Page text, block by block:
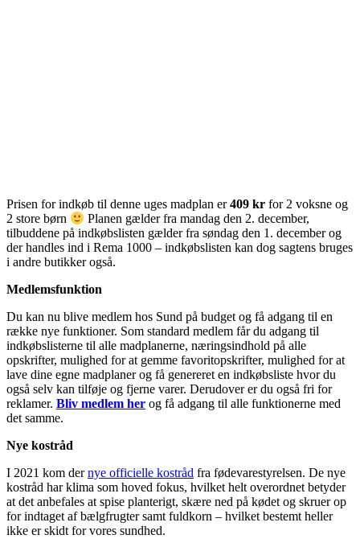
Prisen for indkøb til denne uges madplan er409 kr for 2 voksne og
2 store børn
Planen gælder fra mandag den 2. december,
tilbuddene på indkøbslisten gælder fra søndag den 1. december og
der handles ind i Rema 1000 – indkøbslisten kan dog sagtens bruges
i andre butikker også.
Medlemsfunktion
Du kan nu blive medlem hos Sund på budget og få adgang til en
række nye funktioner. Som standard medlem får du adgang til
indkøbslisterne til alle madplanerne, næringsindhold på alle
opskrifter, mulighed for at gemme favoritopskrifter, mulighed for at
lave dine egne madplaner og få genereret en indkøbsliste hvor du
også selv kan tilføje og fjerne varer. Derudover er du også fri for
reklamer. Bliv medlem her og få adgang til alle funktionerne med
det samme.
Nye kostråd
I 2021 kom dernye officielle kostråd fra fødevarestyrelsen. De nye
kostråd har klima som hoved fokus, hvilket helt overordnet betyder
at det anbefales at spise planterigt, skære ned på kødet og skruer op
for indtaget af bælgfrugter samt fuldkorn – hvilket bestemt heller
ikke er skidt for vores sundhed.